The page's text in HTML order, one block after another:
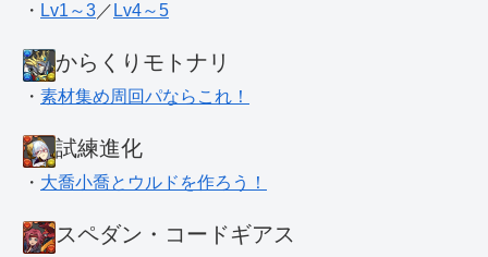
・ Lv1～3 ／ Lv4～5
からくりモトナリ
・ 素材集め周回パならこれ！
試練進化
・ 大喬小喬とウルドを作ろう！
スペダン・コードギアス